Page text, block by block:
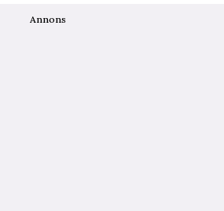
Annons